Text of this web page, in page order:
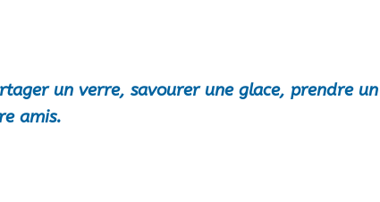
un verre, savourer une glace, prendre
amis.